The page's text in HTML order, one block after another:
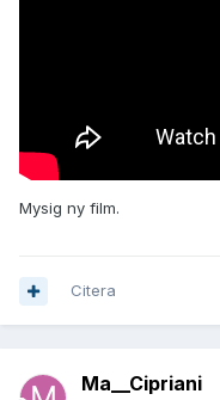
Mysig ny film.
Citera
Ma__Cipriani